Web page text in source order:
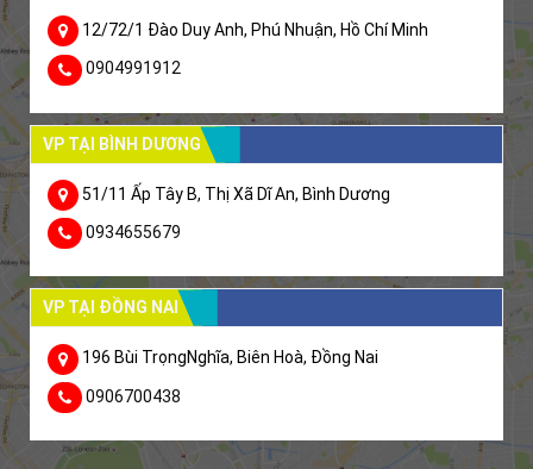
12/72/1 Đào Duy Anh, Phú Nhuận, Hồ Chí Minh
0904991912
VP TẠI BÌNH DƯƠNG
51/11 Ấp Tây B, Thị Xã Dĩ An, Bình Dương
0934655679
VP TẠI ĐỒNG NAI
196 Bùi TrọngNghĩa, Biên Hoà, Đồng Nai
0906700438